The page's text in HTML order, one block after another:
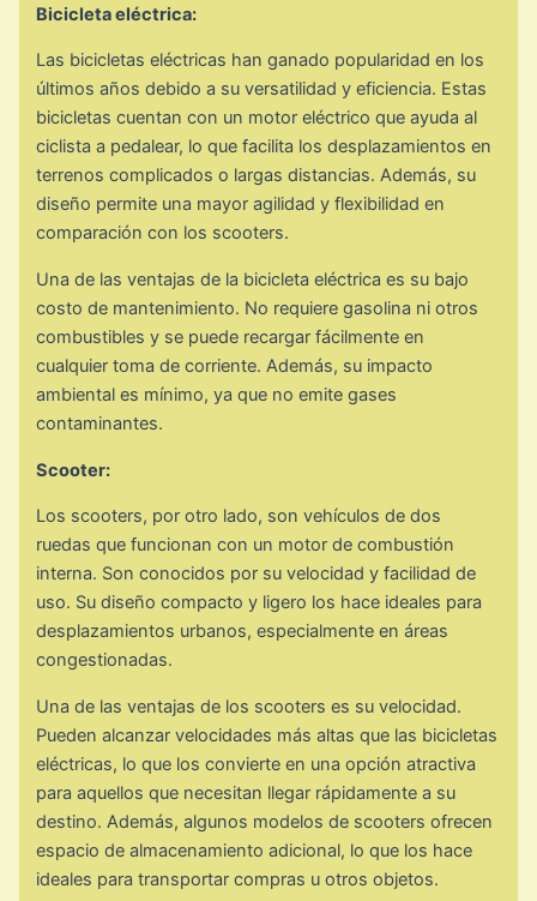
Bicicleta eléctrica:
Las bicicletas eléctricas han ganado popularidad en los
últimos años debido a su versatilidad y eficiencia. Estas
bicicletas cuentan con un motor eléctrico que ayuda al
ciclista a pedalear, lo que facilita los desplazamientos en
terrenos complicados o largas distancias. Además, su
diseño permite una mayor agilidad y flexibilidad en
comparación con los scooters.
Una de las ventajas de la bicicleta eléctrica es su bajo
costo de mantenimiento. No requiere gasolina ni otros
combustibles y se puede recargar fácilmente en
cualquier toma de corriente. Además, su impacto
ambiental es mínimo, ya que no emite gases
contaminantes.
Scooter:
Los scooters, por otro lado, son vehículos de dos
ruedas que funcionan con un motor de combustión
interna. Son conocidos por su velocidad y facilidad de
uso. Su diseño compacto y ligero los hace ideales para
desplazamientos urbanos, especialmente en áreas
congestionadas.
Una de las ventajas de los scooters es su velocidad.
Pueden alcanzar velocidades más altas que las bicicletas
eléctricas, lo que los convierte en una opción atractiva
para aquellos que necesitan llegar rápidamente a su
destino. Además, algunos modelos de scooters ofrecen
espacio de almacenamiento adicional, lo que los hace
ideales para transportar compras u otros objetos.